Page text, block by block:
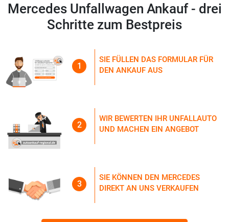
Mercedes Unfallwagen Ankauf - drei
Schritte zum Bestpreis
1
SIE FÜLLEN DAS FORMULAR FÜR
DEN ANKAUF AUS
2
WIR BEWERTEN IHR UNFALLAUTO
UND MACHEN EIN ANGEBOT
3
SIE KÖNNEN DEN MERCEDES
DIREKT AN UNS VERKAUFEN